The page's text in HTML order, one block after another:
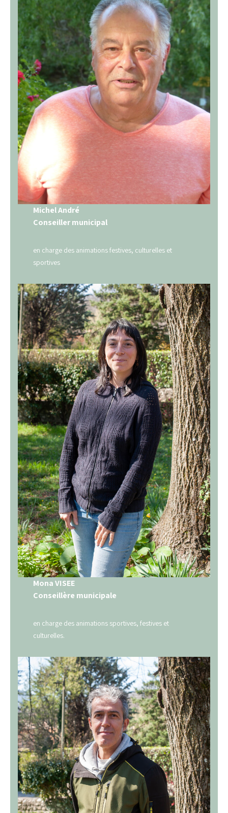
Michel André
Conseiller municipal
en charge des animations festives, culturelles et
sportives
Mona VISEE
Conseillère municipale
en charge des animations sportives, festives et
culturelles.